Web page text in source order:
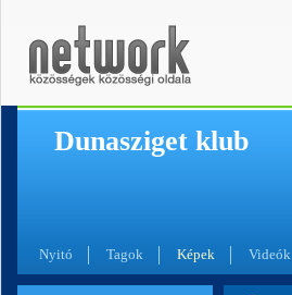
Dunasziget klub
Nyitó Tagok Képek Videók